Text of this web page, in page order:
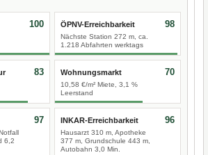
100 ÖPNV-Erreichbarkeit
Nächste Station 272 m, ca.
1.218 Abfahrten werktags
98
83 Wohnungsmarkt
10,58 €/m² Miete, 3,1 %
Leerstand
70
6,2
97 INKAR-Erreichbarkeit
Hausarzt 310 m, Apotheke
377 m, Grundschule 443 m,
Autobahn 3,0 Min.
96